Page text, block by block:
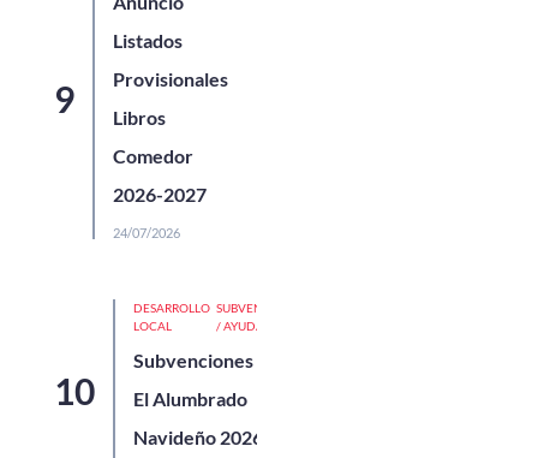
Listados
Provisionales
Libros
Comedor
2026-2027
24/07/2026
DESARROLLO
LOCAL
SUBVENCIONES
/ AYUDAS
Subvenciones Para
El Alumbrado
Navideño 2026